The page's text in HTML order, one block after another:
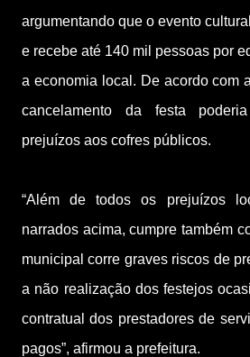
argumentando que o evento
e recebe até 140 mil pessoas por
a economia local. De acordo com
cancelamento da festa
prejuízos aos cofres públicos.
“Além de todos os prejuízos
narrados acima, cumpre também
municipal corre graves riscos de
a não realização dos festejos
contratual dos prestadores de
pagos”, afirmou a prefeitura.